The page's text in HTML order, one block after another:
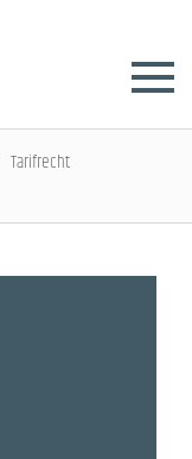
Tarifrecht